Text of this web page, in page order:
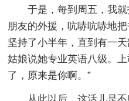
于是，每到周五，我就
朋友的外援，吭哧吭哧地
坚持了小半年，直到有一
姑娘说她专业英语八级。
了，原来是你啊。”